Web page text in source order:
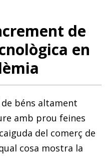
de
en
béns altament
amb prou feines
del comerç de
cosa mostra la